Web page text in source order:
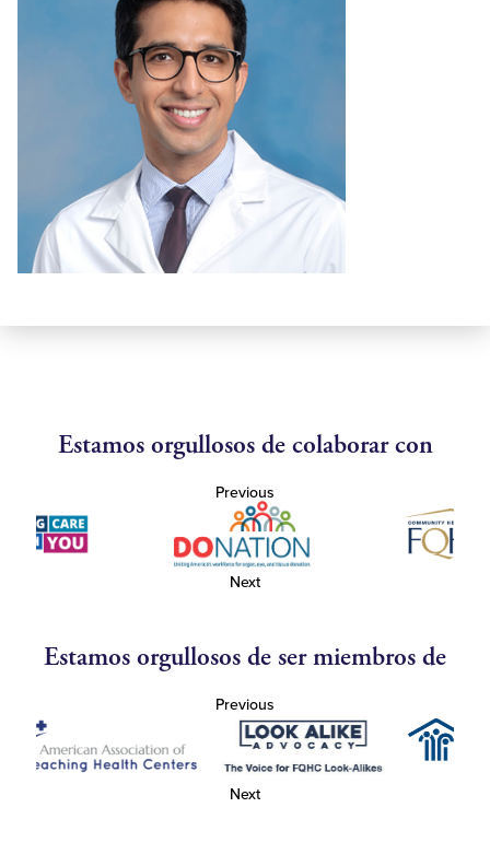
Estamos orgullosos de colaborar con
Previous
Next
Estamos orgullosos de ser miembros de
Previous
Next